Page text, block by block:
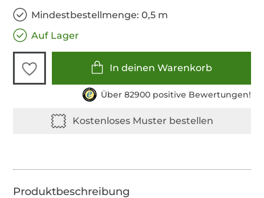
Mindestbestellmenge: 0,5 m
Auf Lager
In deinen Warenkorb
Über 82900 positive Bewertungen!